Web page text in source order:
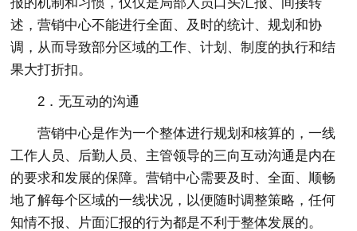
述，营销中心不能进行全面、及时的统计、规划和协
调，从而导致部分区域的工作、计划、制度的执行和结
果大打折扣。
2．无互动的沟通
营销中心是作为一个整体进行规划和核算的，一线
工作人员、后勤人员、主管领导的三向互动沟通是内在
的要求和发展的保障。营销中心需要及时、全面、顺畅
地了解每个区域的一线状况，以便随时调整策略，任何
知情不报、片面汇报的行为都是不利于整体发展的。